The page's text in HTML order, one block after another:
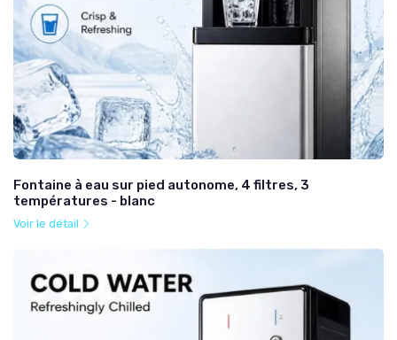
Fontaine à eau sur pied autonome, 4 filtres, 3
températures - blanc
Voir le détail